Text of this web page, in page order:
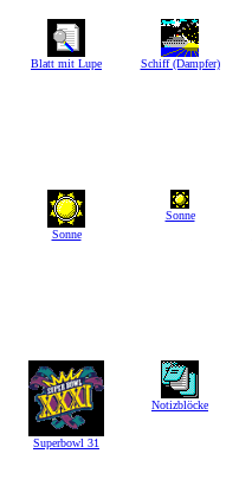
Blatt mit Lupe Schiff (Dampfer)
Sonne
Sonne
Superbowl 31
Notizblöcke